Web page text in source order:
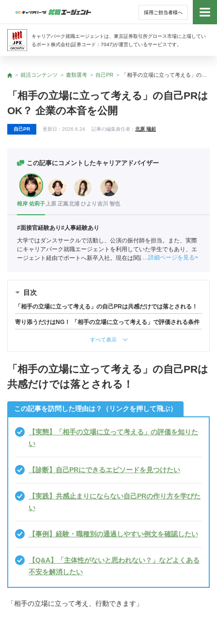
採用ご担当者様へ
キャリアパーク就職エージェントは、東京証券取引所グロース市場に上場してい
るポート株式会社(証券コード：7047)が運営しているサービスです。
トッ
トップ
就活コンテンツ 書類選考 自己PR
「相手の立場に立って考える」の自己PRは
OK？ 企業の本音を公開
自己PR 更新日： 2026.6.24 記事の編集責任者： 北原 瑞起
この記事にコメントしたキャリアアドバイザー
根岸 佑莉子 上原 正嵩北浦 ひより 吉川 智也
#面接官経験あり#人事経験あり
大学ではダンスサークルで活動し、公演の振付師を担当。また、実際
にキャリアパーク就職エージェントを利用していた学生でもあり、エ
ージェント経由でポートへ新卒入社。現在は関西の学生への支援を中
詳細ページを見る
目次
「相手の立場に立って考える」の自己PRは共感だけでは落とされる！
寄り添うだけはNG！ 「相手の立場に立って考える」で評価される条件
すべて表示
「相手の立場に立って考える」の自己PRは
共感だけでは落とされる！
この記事を訪問した理由は？（リンクを押して飛ぶ）
【実態】「相手の立場に立って考える」の評価を知りた
い
【診断】自己PRにできるエピソードを見つけたい
【実践】共感止まりにならない自己PRの作り方を学びた
い
【事例】経験・職種別の通過しやすい例文を確認したい
【Q&A】「主体性がないと思われない？」などよくある
不安を解消したい
「相手の立場に立って考え、行動できます」